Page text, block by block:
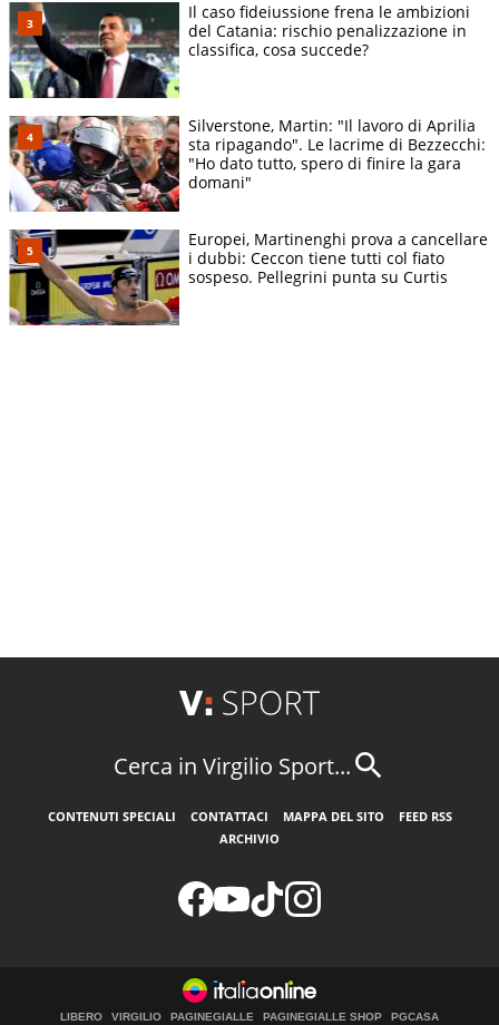
Il caso fideiussione frena le ambizioni
del Catania: rischio penalizzazione in
classifica, cosa succede?
Silverstone, Martin: "Il lavoro di Aprilia
sta ripagando". Le lacrime di Bezzecchi:
"Ho dato tutto, spero di finire la gara
domani"
Europei, Martinenghi prova a cancellare
i dubbi: Ceccon tiene tutti col fiato
sospeso. Pellegrini punta su Curtis
Cerca in Virgilio Sport...
CONTENUTI SPECIALI CONTATTACI MAPPA DEL SITO
FEED RSS
ARCHIVIO
LIBERO VIRGILIO PAGINEGIALLE PAGINEGIALLE SHOP PGCASA